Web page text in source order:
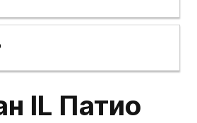
IL Патио